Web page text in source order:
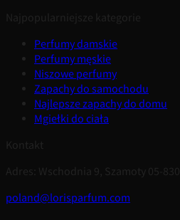
Najpopularniejsze kategorie
Perfumy damskie
Perfumy męskie
Niszowe perfumy
Zapachy do samochodu
Najlepsze zapachy do domu
Mgiełki do ciała
Kontakt
Adres: Wschodnia 9, Szamoty 05-830
poland@lorisparfum.com